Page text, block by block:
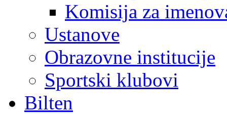
Komisija za
Ustanove
Obrazovne institucije
Sportski klubovi
Bilten